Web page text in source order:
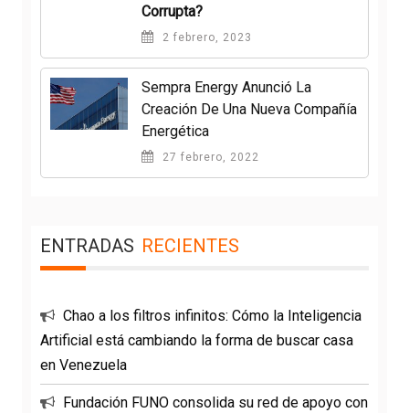
Corrupta?
2 febrero, 2023
Sempra Energy Anunció La
Creación De Una Nueva Compañía
Energética
27 febrero, 2022
ENTRADAS RECIENTES
Chao a los filtros infinitos: Cómo la Inteligencia
Artificial está cambiando la forma de buscar casa
en Venezuela
Fundación FUNO consolida su red de apoyo con